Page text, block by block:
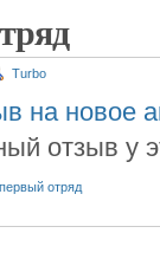
Turbo
на новое
отзыв у
первый отряд